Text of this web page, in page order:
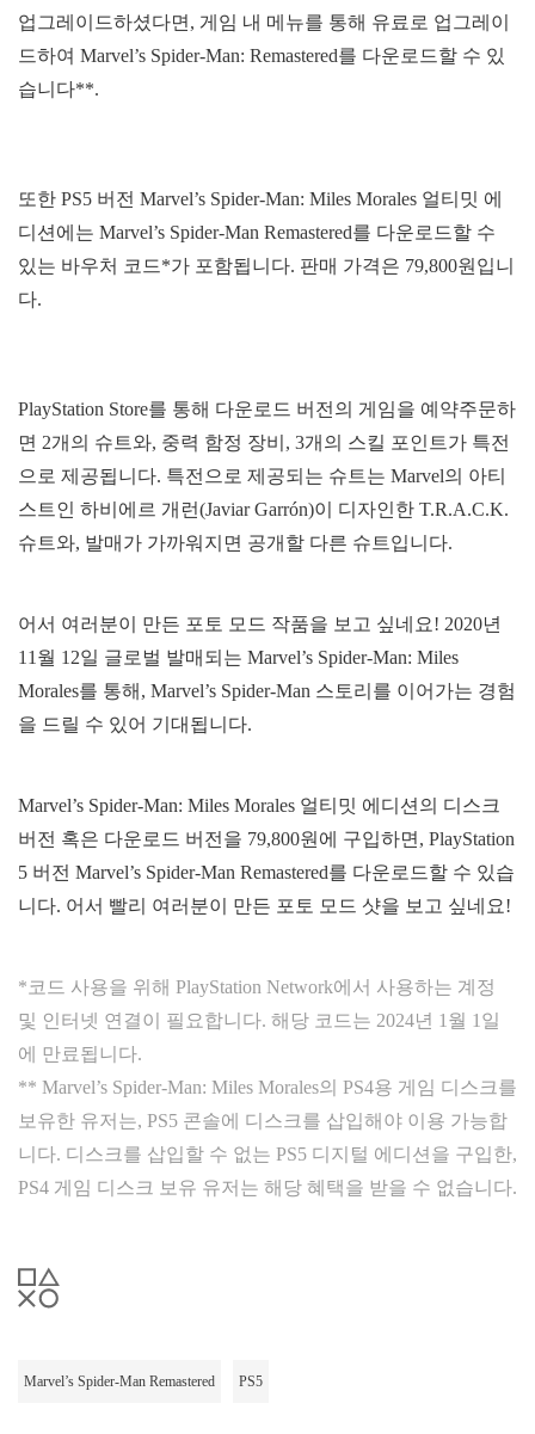
업그레이드하셨다면, 게임 내 메뉴를 통해 유료로 업그레이
드하여 Marvel’s Spider-Man: Remastered를 다운로드할 수 있
습니다**.
또한 PS5 버전 Marvel’s Spider-Man: Miles Morales 얼티밋 에
디션에는 Marvel’s Spider-Man Remastered를 다운로드할 수
있는 바우처 코드*가 포함됩니다. 판매 가격은 79,800원입니
다.
PlayStation Store를 통해 다운로드 버전의 게임을 예약주문하
면 2개의 슈트와, 중력 함정 장비, 3개의 스킬 포인트가 특전
으로 제공됩니다. 특전으로 제공되는 슈트는 Marvel의 아티
스트인 하비에르 개런(Javiar Garrón)이 디자인한 T.R.A.C.K.
슈트와, 발매가 가까워지면 공개할 다른 슈트입니다.
어서 여러분이 만든 포토 모드 작품을 보고 싶네요! 2020년
11월 12일 글로벌 발매되는 Marvel’s Spider-Man: Miles
Morales를 통해, Marvel’s Spider-Man 스토리를 이어가는 경험
을 드릴 수 있어 기대됩니다.
Marvel’s Spider-Man: Miles Morales 얼티밋 에디션의 디스크
버전 혹은 다운로드 버전을 79,800원에 구입하면, PlayStation
5 버전 Marvel’s Spider-Man Remastered를 다운로드할 수 있습
니다. 어서 빨리 여러분이 만든 포토 모드 샷을 보고 싶네요!
*코드 사용을 위해 PlayStation Network에서 사용하는 계정
및 인터넷 연결이 필요합니다. 해당 코드는 2024년 1월 1일
에 만료됩니다.
** Marvel’s Spider-Man: Miles Morales의 PS4용 게임 디스크를
보유한 유저는, PS5 콘솔에 디스크를 삽입해야 이용 가능합
니다. 디스크를 삽입할 수 없는 PS5 디지털 에디션을 구입한,
PS4 게임 디스크 보유 유저는 해당 혜택을 받을 수 없습니다.
Marvel’s Spider-Man Remastered PS5